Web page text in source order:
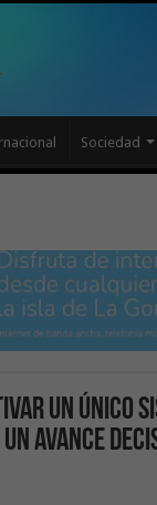
Sociedad
un único
avance